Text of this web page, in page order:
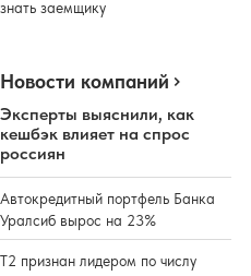
знать заемщику
Новости компаний
Эксперты выяснили, как
кешбэк влияет на спрос
россиян
Автокредитный портфель Банка
Уралсиб вырос на 23%
Т2 признан лидером по числу